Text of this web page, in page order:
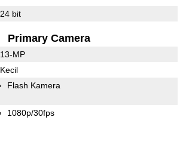
24 bit
Primary Camera
13-MP
Kecil
Flash Kamera
1080p/30fps